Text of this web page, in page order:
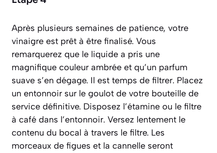
Après plusieurs semaines de patience, votre
vinaigre est prêt à être finalisé. Vous
remarquerez que le liquide a pris une
magnifique couleur ambrée et qu’un parfum
suave s’en dégage. Il est temps de filtrer. Placez
un entonnoir sur le goulot de votre bouteille de
service définitive. Disposez l’étamine ou le filtre
à café dans l’entonnoir. Versez lentement le
contenu du bocal à travers le filtre. Les
morceaux de figues et la cannelle seront